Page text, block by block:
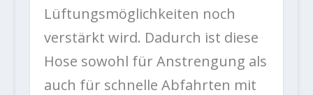
Lüftungsmöglichkeiten noch
verstärkt wird. Dadurch ist diese
Hose sowohl für Anstrengung als
auch für schnelle Abfahrten mit